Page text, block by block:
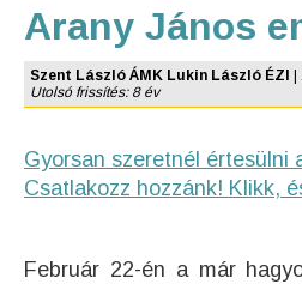
Arany János
Szent László ÁMK Lukin László ÉZI
Utolsó frissítés: 8 év
Gyorsan szeretnél értesülni
Csatlakozz hozzánk! Klikk,
Február 22-én a már